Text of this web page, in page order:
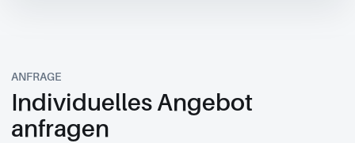
ANFRAGE
Individuelles Angebot
anfragen